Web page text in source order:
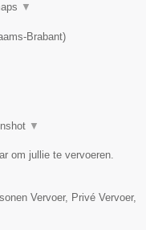
▼
Brabant)
▼
om jullie te vervoeren.
Vervoer, Privé Vervoer,